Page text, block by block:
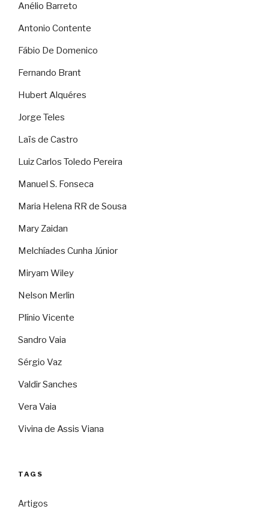
Anélio Barreto
Antonio Contente
Fábio De Domenico
Fernando Brant
Hubert Alquéres
Jorge Teles
Laïs de Castro
Luiz Carlos Toledo Pereira
Manuel S. Fonseca
Maria Helena RR de Sousa
Mary Zaidan
Melchíades Cunha Júnior
Miryam Wiley
Nelson Merlin
Plínio Vicente
Sandro Vaia
Sérgio Vaz
Valdir Sanches
Vera Vaia
Vivina de Assis Viana
TAGS
Artigos